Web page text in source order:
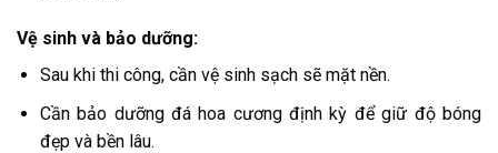
Vệ sinh và bảo dưỡng:
Sau khi thi công, cần vệ sinh sạch sẽ mặt nền.
Cần bảo dưỡng đá hoa cương định kỳ để giữ độ bóng
đẹp và bền lâu.